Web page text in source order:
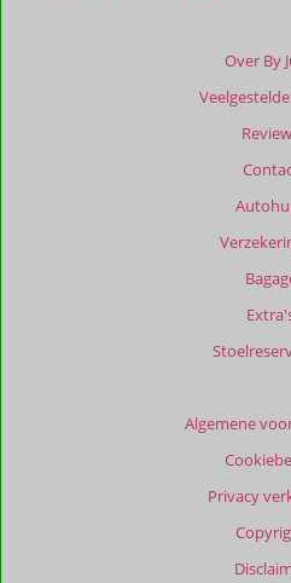
Over By
Algemene
Privacy